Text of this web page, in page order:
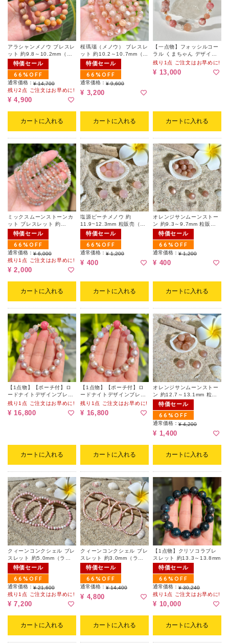
アラシャンメノウ ブレスレ
ット 約9.8～10.2mm（ラ
ンダム）
特価セール
66%OFF
通常価格： ¥ 14,700
残り2点 ご注文はお早めに!
¥ 4,900
カートに入れる
桜瑪瑙（メノウ） ブレスレ
ット 約10.2～10.7mm（ラ
ンダム｜天然ヘコミ有）
特価セール
66%OFF
通常価格：¥ 9,600
¥ 3,200
カートに入れる
【一点物】フォッシルコー
ラル くまちゃん デザイン
ブレスレット 001（ポーチ
残り1点 ご注文はお早めに!
¥ 13,000
カートに入れる
ミックスムーンストーンカ
ット ブレスレット 約
4mm（ランダム）
特価セール
66%OFF
通常価格： ¥ 6,000
残り1点 ご注文はお早めに!
¥ 2,000
カートに入れる
塩源ピーチメノウ 約
11.9~12.3mm 粒販売（ラ
ンダム）
特価セール
66%OFF
通常価格：¥ 1,200
¥ 400
カートに入れる
オレンジサンムーンストー
ン 約9.3～9.7mm 粒販売
(ランダム|天然キズ有)
特価セール
66%OFF
通常価格：¥ 1,200
¥ 400
カートに入れる
【1点物】【ポーチ付】ロ
ードナイトデザインブレス
レット 002
残り1点 ご注文はお早めに!
¥ 16,800
カートに入れる
【1点物】【ポーチ付】ロ
ードナイトデザインブレス
レット 001
残り1点 ご注文はお早めに!
¥ 16,800
カートに入れる
オレンジサンムーンストー
ン 約12.7～13.1mm 粒販
売（ランダム）
特価セール
66%OFF
通常価格：¥ 4,200
¥ 1,400
カートに入れる
クィーンコンクシェル ブレ
スレット 約5.0mm（ラン
ダム）
特価セール
66%OFF
通常価格： ¥ 21,600
残り1点 ご注文はお早めに!
¥ 7,200
カートに入れる
クィーンコンクシェル ブレ
スレット 約3.0mm（ラン
ダム）
特価セール
66%OFF
通常価格：¥ 14,400
¥ 4,800
カートに入れる
【1点物】クリソコラブレ
スレット 約13.3～13.8mm
特価セール
66%OFF
通常価格：¥ 30,240
残り1点 ご注文はお早めに!
¥ 10,000
カートに入れる